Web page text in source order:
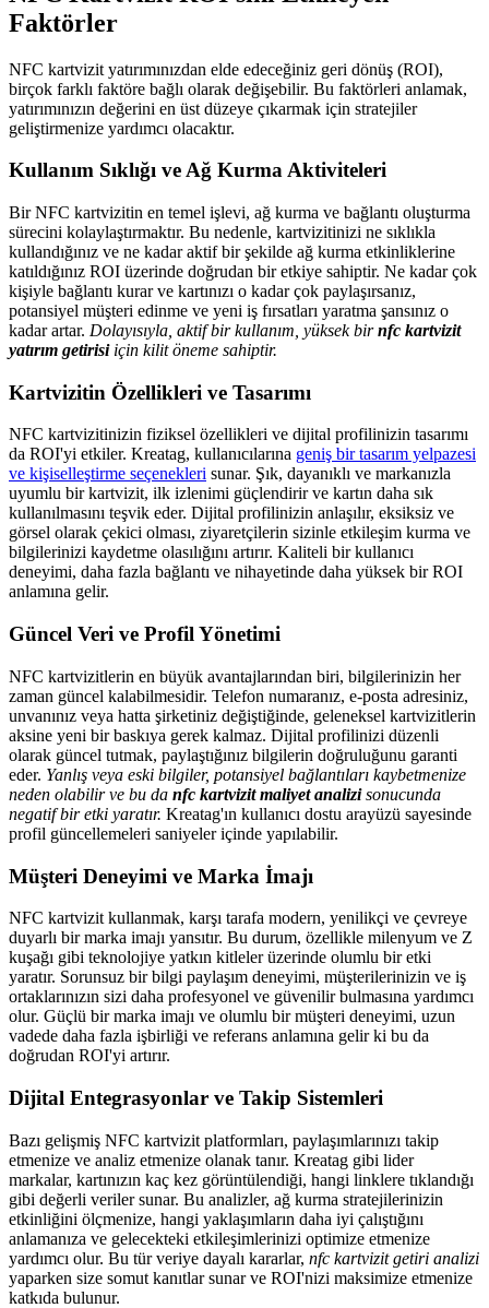
Faktörler
NFC kartvizit yatırımınızdan elde edeceğiniz geri dönüş (ROI),
birçok farklı faktöre bağlı olarak değişebilir. Bu faktörleri anlamak,
yatırımınızın değerini en üst düzeye çıkarmak için stratejiler
geliştirmenize yardımcı olacaktır.
Kullanım Sıklığı ve Ağ Kurma Aktiviteleri
Bir NFC kartvizitin en temel işlevi, ağ kurma ve bağlantı oluşturma
sürecini kolaylaştırmaktır. Bu nedenle, kartvizitinizi ne sıklıkla
kullandığınız ve ne kadar aktif bir şekilde ağ kurma etkinliklerine
katıldığınız ROI üzerinde doğrudan bir etkiye sahiptir. Ne kadar çok
kişiyle bağlantı kurar ve kartınızı o kadar çok paylaşırsanız,
potansiyel müşteri edinme ve yeni iş fırsatları yaratma şansınız o
kadar artar. Dolayısıyla, aktif bir kullanım, yüksek birnfc kartvizit
yatırım getirisiiçin kilit öneme sahiptir.
Kartvizitin Özellikleri ve Tasarımı
NFC kartvizitinizin fiziksel özellikleri ve dijital profilinizin tasarımı
da ROI'yi etkiler. Kreatag, kullanıcılarına geniş bir tasarım yelpazesi
ve kişiselleştirme seçenekleri sunar. Şık, dayanıklı ve markanızla
uyumlu bir kartvizit, ilk izlenimi güçlendirir ve kartın daha sık
kullanılmasını teşvik eder. Dijital profilinizin anlaşılır, eksiksiz ve
görsel olarak çekici olması, ziyaretçilerin sizinle etkileşim kurma ve
bilgilerinizi kaydetme olasılığını artırır. Kaliteli bir kullanıcı
deneyimi, daha fazla bağlantı ve nihayetinde daha yüksek bir ROI
anlamına gelir.
Güncel Veri ve Profil Yönetimi
NFC kartvizitlerin en büyük avantajlarından biri, bilgilerinizin her
zaman güncel kalabilmesidir. Telefon numaranız, e-posta adresiniz,
unvanınız veya hatta şirketiniz değiştiğinde, geleneksel kartvizitlerin
aksine yeni bir baskıya gerek kalmaz. Dijital profilinizi düzenli
olarak güncel tutmak, paylaştığınız bilgilerin doğruluğunu garanti
eder. Yanlış veya eski bilgiler, potansiyel bağlantıları kaybetmenize
neden olabilir ve bu da nfc kartvizit maliyet analizisonucunda
negatif bir etki yaratır. Kreatag'ın kullanıcı dostu arayüzü sayesinde
profil güncellemeleri saniyeler içinde yapılabilir.
Müşteri Deneyimi ve Marka İmajı
NFC kartvizit kullanmak, karşı tarafa modern, yenilikçi ve çevreye
duyarlı bir marka imajı yansıtır. Bu durum, özellikle milenyum ve Z
kuşağı gibi teknolojiye yatkın kitleler üzerinde olumlu bir etki
yaratır. Sorunsuz bir bilgi paylaşım deneyimi, müşterilerinizin ve iş
ortaklarınızın sizi daha profesyonel ve güvenilir bulmasına yardımcı
olur. Güçlü bir marka imajı ve olumlu bir müşteri deneyimi, uzun
vadede daha fazla işbirliği ve referans anlamına gelir ki bu da
doğrudan ROI'yi artırır.
Dijital Entegrasyonlar ve Takip Sistemleri
Bazı gelişmiş NFC kartvizit platformları, paylaşımlarınızı takip
etmenize ve analiz etmenize olanak tanır. Kreatag gibi lider
markalar, kartınızın kaç kez görüntülendiği, hangi linklere tıklandığı
gibi değerli veriler sunar. Bu analizler, ağ kurma stratejilerinizin
etkinliğini ölçmenize, hangi yaklaşımların daha iyi çalıştığını
anlamanıza ve gelecekteki etkileşimlerinizi optimize etmenize
yardımcı olur. Bu tür veriye dayalı kararlar, nfc kartvizit getiri analizi
yaparken size somut kanıtlar sunar ve ROI'nizi maksimize etmenize
katkıda bulunur.